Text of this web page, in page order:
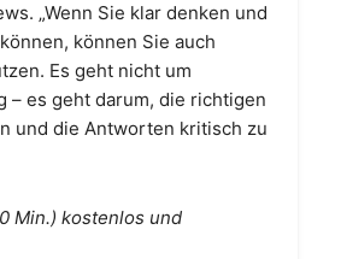
„Wenn Sie klar denken und
können Sie auch
Es geht nicht um
– es geht darum, die richtigen
und die Antworten kritisch zu
Min.) kostenlos und